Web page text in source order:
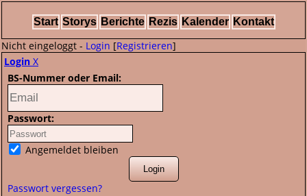
Start Storys Berichte Rezis Kalender Kontakt
Nicht eingeloggt - Login [Registrieren]
Login X
BS-Nummer oder Email:
Passwort:
Angemeldet bleiben
Passwort vergessen?